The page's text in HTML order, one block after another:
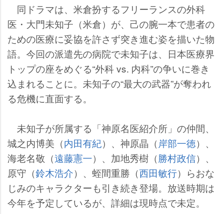
同ドラマは、米倉扮するフリーランスの外科
医・大門未知子（米倉）が、己の腕一本で患者の
ための医療に妥協を許さず突き進む姿を描いた物
語。今回の派遣先の病院で未知子は、日本医療界
トップの座をめぐる“外科 vs. 内科”の争いに巻き
込まれることに。未知子の“最大の武器”が奪われ
る危機に直面する。
未知子が所属する「神原名医紹介所」の仲間、
城之内博美（内田有紀）、神原晶（ 岸部一徳）、
海老名敬（遠藤憲一）、加地秀樹（勝村政信）、
原守（鈴木浩介）、蛭間重勝（西田敏行）らおな
じみのキャラクターも引き続き登場。放送時期は
今年を予定しているが、詳細は現時点で未定。